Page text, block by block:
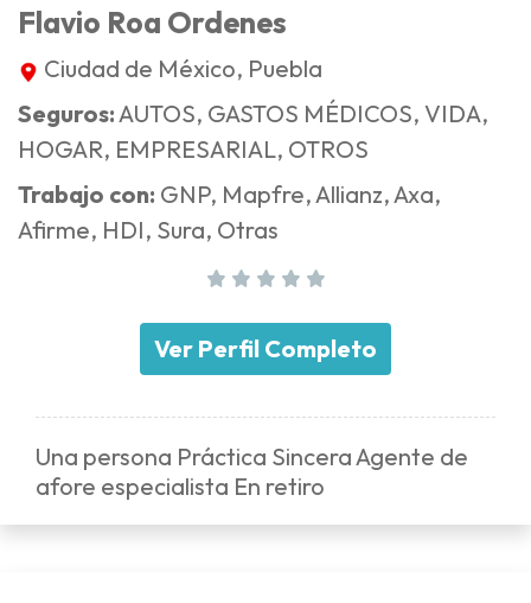
Flavio Roa Ordenes
Ciudad de México, Puebla
Seguros:AUTOS, GASTOS MÉDICOS, VIDA,
HOGAR, EMPRESARIAL, OTROS
Trabajo con: GNP, Mapfre, Allianz, Axa,
Afirme, HDI, Sura, Otras
Ver Perfil Completo
Una persona Práctica Sincera Agente de
afore especialista En retiro